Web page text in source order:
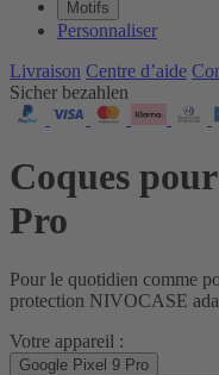
Motifs
Personnaliser
Livraison Centre d’aide
Sicher bezahlen
Coques
Pro
Pour le quotidien comme
protection NIVOCASE
Votre appareil :
Google Pixel 9 Pro